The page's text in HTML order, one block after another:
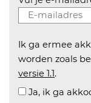
Ik ga ermee
worden zoals
versie 1.1.
Ja, ik ga